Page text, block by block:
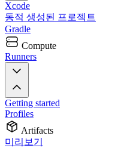
Xcode
동적 생성된 프로젝트
Gradle
Compute
Runners
Getting started
Profiles
Artifacts
미리보기